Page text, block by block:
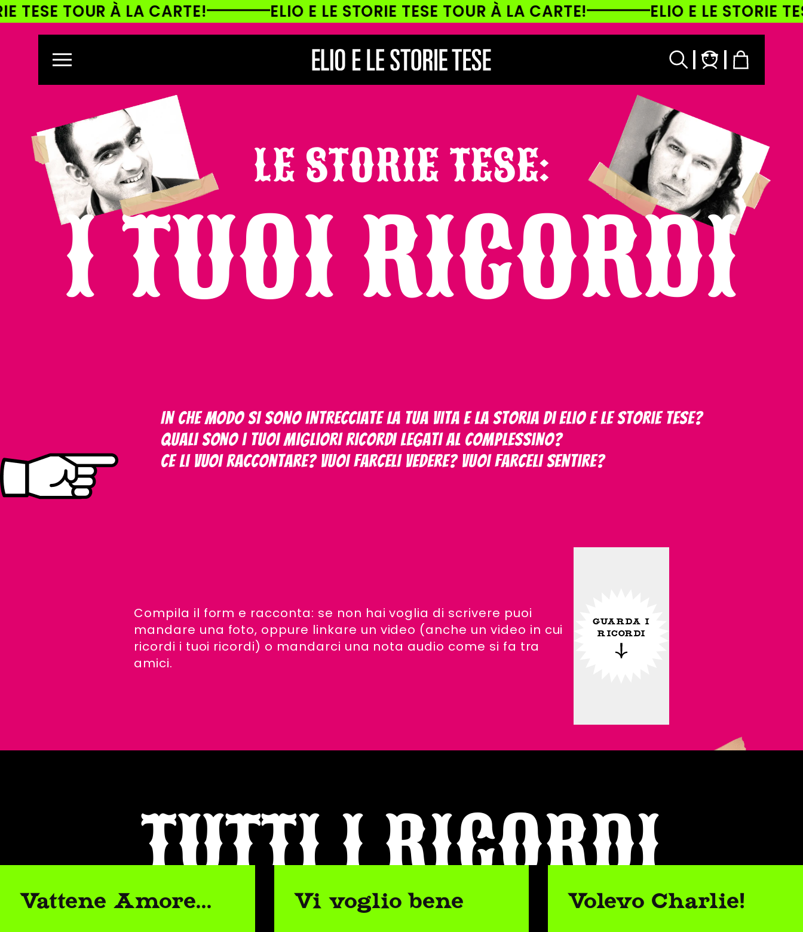
À LA CARTE! ELIO E LE STORIE TESE TOUR À LA CARTE! ELIO E LE STORIE TESE TOUR
Accedi
Carrello
LE STORIE TESE:
I TUOI RICORDI
In che modo si sono intrecciate la tua vita e la storia di Elio e le Storie Tese?
Quali sono i tuoi migliori ricordi legati al Complessino?
Ce li vuoi raccontare? Vuoi farceli vedere? Vuoi farceli sentire?
Compila il form e racconta: se non hai voglia di scrivere puoi
mandare una foto, oppure linkare un video (anche un video in cui
ricordi i tuoi ricordi) o mandarci una nota audio come si fa tra
amici.
GUARDA I
RICORDI
TUTTI I RICORDI
Vattene Amore... Vi voglio bene Volevo Charlie!